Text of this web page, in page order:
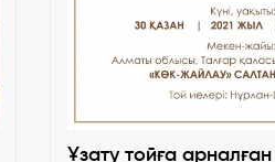
Ұзату тойға арналған